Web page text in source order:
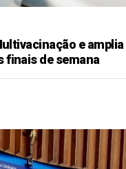
e amplia
finais de semana